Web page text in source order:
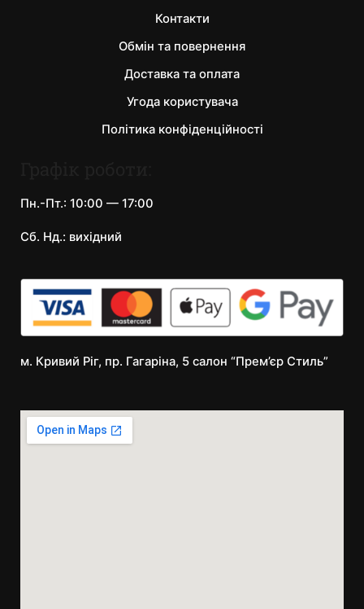
Контакти
Обмін та повернення
Доставка та оплата
Угода користувача
Політика конфіденційності
Пн.-Пт.: 10:00 — 17:00
Сб. Нд.: вихідний
м. Кривий Ріг, пр. Гагаріна, 5 салон “Прем’єр Стиль”